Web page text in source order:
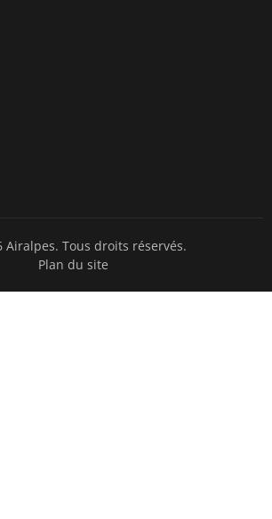
Airalpes. Tous droits réservés.
Plan du site